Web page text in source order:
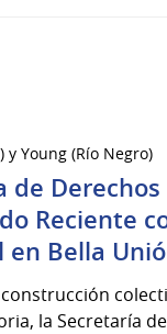
y Young (Río Negro)
de
Reciente
Bella
la Secretaría